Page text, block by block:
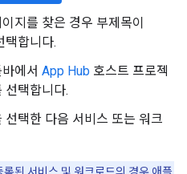
지를 찾은 경우 부제목이
택합니다.
에서 App Hub 호스트 프로젝
선택합니다.
선택한 다음 서비스 또는 워크
록된 서비스 및 워크로드의 경우 애플